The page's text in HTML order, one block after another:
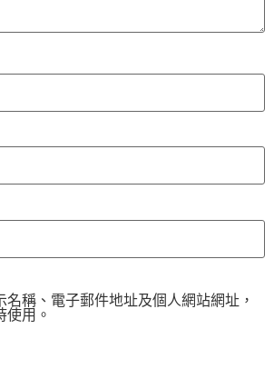
名稱、電子郵件地址及個人網站網址，
使用。